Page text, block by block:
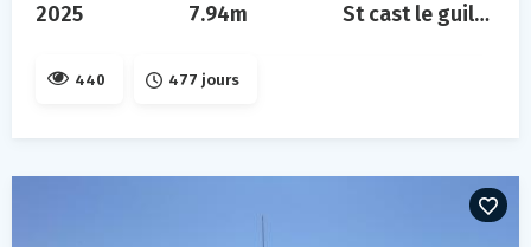
2025 7.94m St cast le guildo
440 477 jours